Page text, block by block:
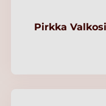
Pirkka